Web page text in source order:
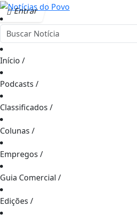
Entrar
Início /
Podcasts /
Classificados /
Colunas /
Empregos /
Guia Comercial /
Edições /